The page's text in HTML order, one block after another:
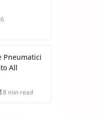
Pneumatici
All
8 min read